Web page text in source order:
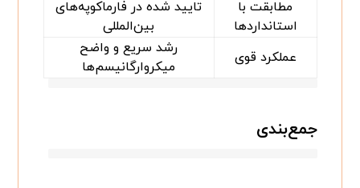
مطابقت با
استانداردها
تایید شده در فارماکوپه‌های
بین‌المللی
عملکرد قوی
رشد سریع و واضح
میکروارگانیسم‌ها
جمع‌بندی